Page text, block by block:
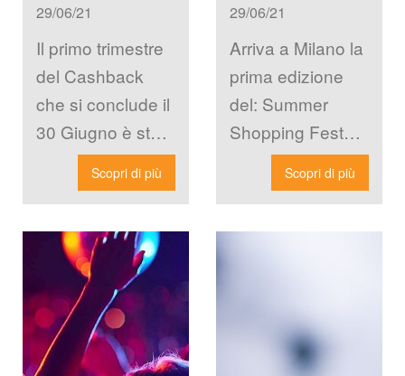
29/06/21
Il primo trimestre
del Cashback
che si conclude il
30 Giugno è stato
un vero e proprio
uccesso, con
Scopri di più
29/06/21
Arriva a Milano la
prima edizione
del: Summer
Shopping Fest
2021, all’interno
del Moscova
Scopri di più